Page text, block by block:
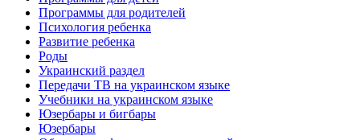
Программы для родителей
Психология ребенка
Развитие ребенка
Роды
Украинский раздел
Передачи ТВ на украинском языке
Учебники на украинском языке
Юзербары и бигбары
Юзербары